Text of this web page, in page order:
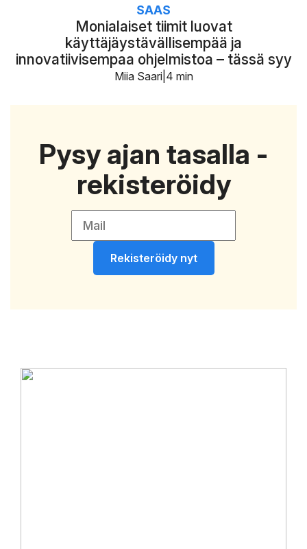
Monialaiset tiimit luovat
käyttäjäystävällisempää ja
innovatiivisempaa ohjelmistoa – tässä syy
SAAS
4 min
Miia Saari
Pysy ajan tasalla -
rekisteröidy
Rekisteröidy nyt